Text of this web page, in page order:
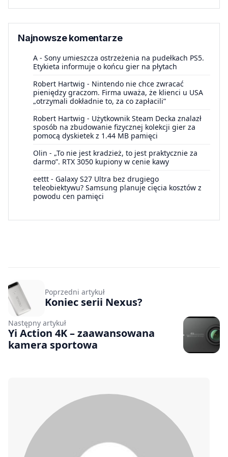
Najnowsze komentarze
A - Sony umieszcza ostrzeżenia na pudełkach PS5.
Etykieta informuje o końcu gier na płytach
Robert Hartwig - Nintendo nie chce zwracać
pieniędzy graczom. Firma uważa, że klienci u USA
„otrzymali dokładnie to, za co zapłacili”
Robert Hartwig - Użytkownik Steam Decka znalazł
sposób na zbudowanie fizycznej kolekcji gier za
pomocą dyskietek z 1.44 MB pamięci
Olin - „To nie jest kradzież, to jest praktycznie za
darmo”. RTX 3050 kupiony w cenie kawy
eettt - Galaxy S27 Ultra bez drugiego
teleobiektywu? Samsung planuje cięcia kosztów z
powodu cen pamięci
Poprzedni artykuł
Koniec serii Nexus?
Następny artykuł
Yi Action 4K – zaawansowana
kamera sportowa